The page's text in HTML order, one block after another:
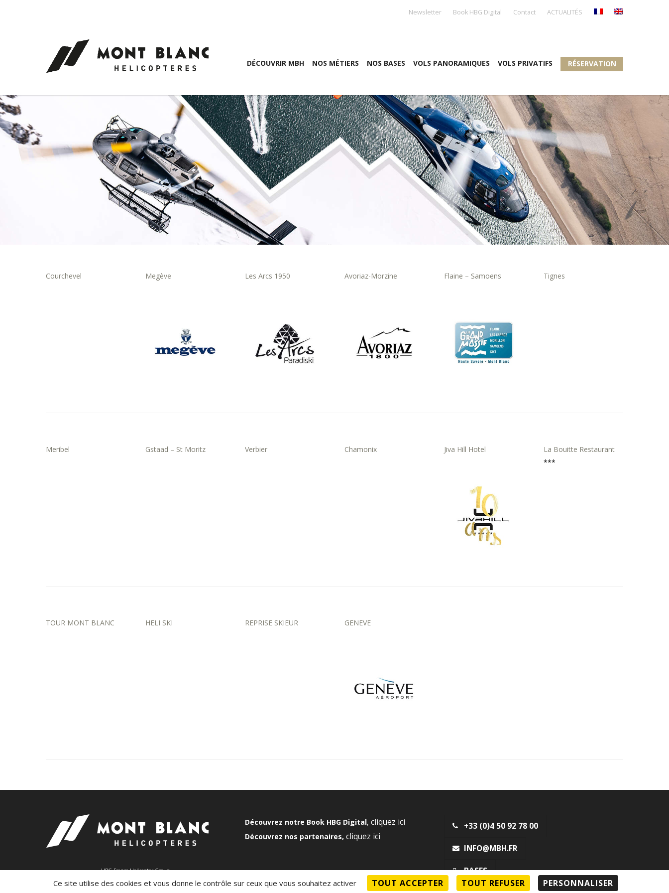
Newsletter Book HBG Digital Contact ACTUALITÉS
DÉCOUVRIR MBH NOS MÉTIERS NOS BASES VOLS PANORAMIQUES VOLS PRIVATIFS RÉSERVATION
Courchevel Megève Les Arcs 1950 Avoriaz-Morzine Flaine – Samoens Tignes
Meribel Gstaad – St Moritz Verbier Chamonix Jiva Hill Hotel
La Bouitte Restaurant
***
TOUR MONT BLANC HELI SKI REPRISE SKIEUR GENEVE
HBG France Helicopter Group
Découvrez notre Book HBG Digital, cliquez ici
Découvrez nos partenaires, cliquez ici
+33 (0)4 50 92 78 00
INFO@MBH.FR
BASES
Ce site utilise des cookies et vous donne le contrôle sur ceux que vous souhaitez activer TOUT ACCEPTER TOUT REFUSER PERSONNALISER